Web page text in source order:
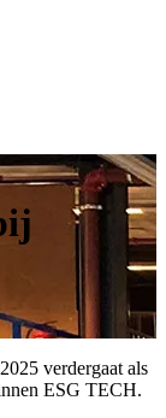
verdergaat als
ESG TECH.